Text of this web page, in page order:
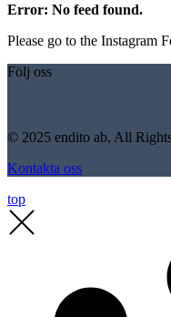
Error: No feed found.
Please go to the Instagram
Följ oss
© 2025 endito ab, All
Kontakta oss
top